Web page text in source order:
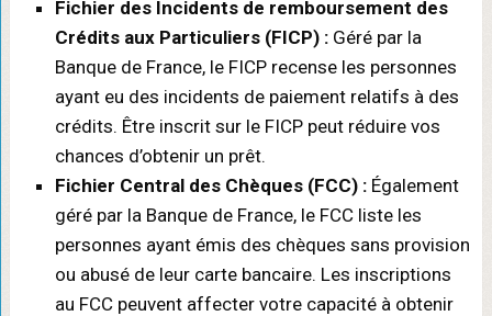
Fichier des Incidents de remboursement des
Crédits aux Particuliers (FICP) :Géré par la
Banque de France, le FICP recense les personnes
ayant eu des incidents de paiement relatifs à des
crédits. Être inscrit sur le FICP peut réduire vos
chances d’obtenir un prêt.
Fichier Central des Chèques (FCC) :Également
géré par la Banque de France, le FCC liste les
personnes ayant émis des chèques sans provision
ou abusé de leur carte bancaire. Les inscriptions
au FCC peuvent affecter votre capacité à obtenir